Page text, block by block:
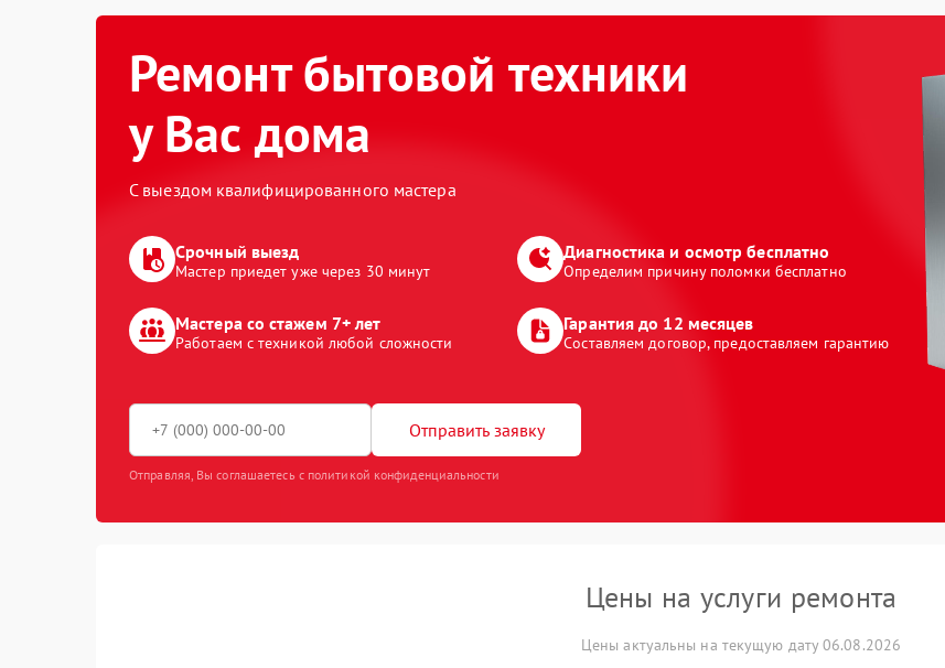
Ремонт бытовой техники
у Вас дома
С выездом квалифицированного мастера
Срочный выезд
Мастер приедет уже через 30 минут
Диагностика и осмотр бесплатно
Определим причину поломки бесплатно
Мастера со стажем 7+ лет
Работаем с техникой любой сложности
Гарантия до 12 месяцев
Составляем договор, предоставляем гарантию
Отправить заявку
Отправляя, Вы соглашаетесь с политикой конфиденциальности
Цены на услуги ремонта
Цены актуальны на текущую дату 06.08.2026